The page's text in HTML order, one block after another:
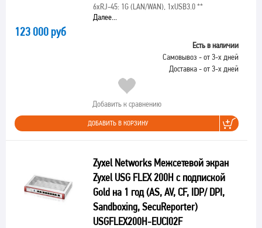
6xRJ-45: 1G (LAN/WAN), 1xUSB3.0 **
Далее...
123 000 руб
Есть в наличии
Самовывоз - от 3-х дней
Доставка - от 3-х дней
Добавить к сравнению
ДОБАВИТЬ В КОРЗИНУ
Zyxel Networks Межсетевой экран
Zyxel USG FLEX 200H с подпиской
Gold на 1 год (AS, AV, CF, IDP/ DPI,
Sandboxing, SecuReporter)
USGFLEX200H-EUCI02F